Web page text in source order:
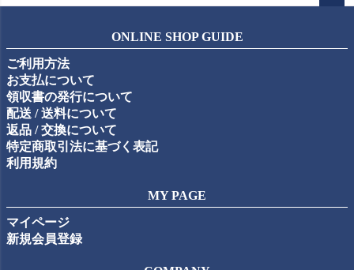
ップ
ONLINE SHOP GUIDE
ご利用方法
お支払について
領収書の発行について
配送 / 送料について
返品 / 交換について
特定商取引法に基づく表記
利用規約
MY PAGE
マイページ
新規会員登録